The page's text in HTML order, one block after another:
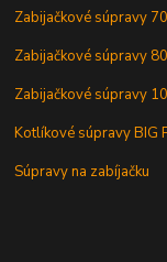
Zabijačkové súpravy
Zabijačkové súpravy
Zabijačkové súpravy
Kotlíkové súpravy BIG
Súpravy na zabíjačku